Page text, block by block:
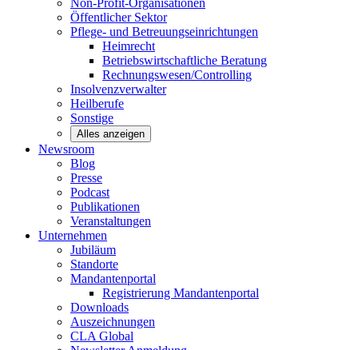
Non-Profit-Organisationen
Öffentlicher Sektor
Pflege- und Betreuungseinrichtungen
Heimrecht
Betriebswirtschaftliche Beratung
Rechnungswesen/Controlling
Insolvenzverwalter
Heilberufe
Sonstige
Alles anzeigen
Newsroom
Blog
Presse
Podcast
Publikationen
Veranstaltungen
Unternehmen
Jubiläum
Standorte
Mandantenportal
Registrierung Mandantenportal
Downloads
Auszeichnungen
CLAGlobal